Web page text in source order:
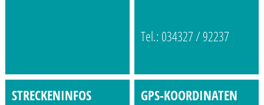
Tel.: 034327 / 92237
STRECKENINFOS
GPS-KOORDINATEN